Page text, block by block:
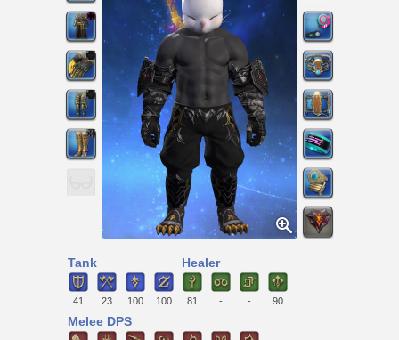
Tank
41 23 100 100
Healer
81 - - 90
Melee DPS